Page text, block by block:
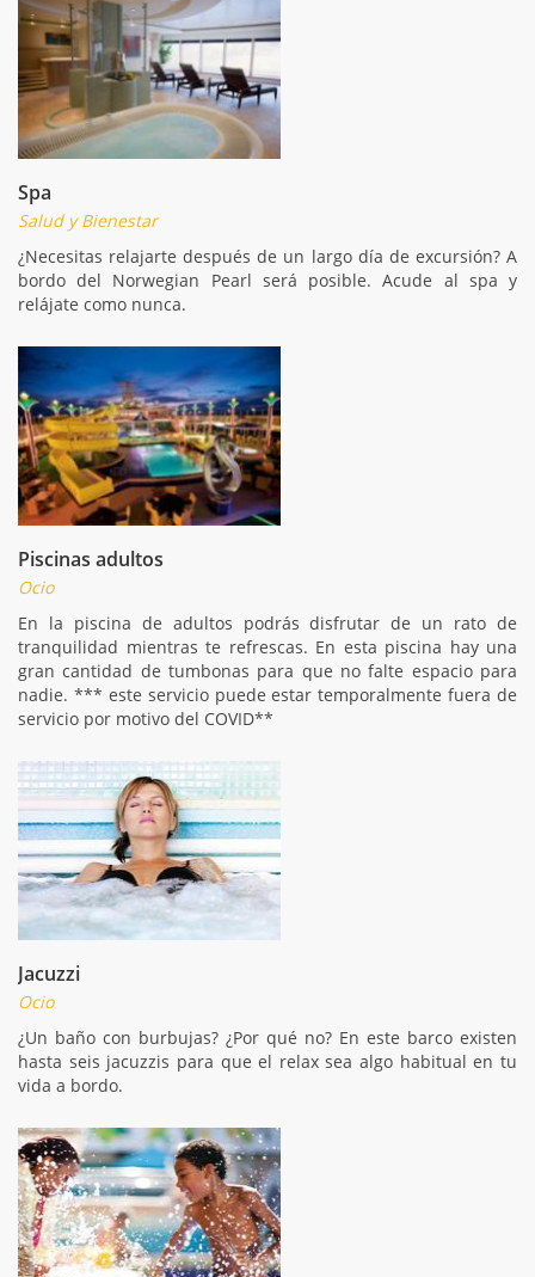
Spa
Salud y Bienestar
¿Necesitas relajarte después de un largo día de excursión? A
bordo del Norwegian Pearl será posible. Acude al spa y
relájate como nunca.
Piscinas adultos
Ocio
En la piscina de adultos podrás disfrutar de un rato de
tranquilidad mientras te refrescas. En esta piscina hay una
gran cantidad de tumbonas para que no falte espacio para
nadie. *** este servicio puede estar temporalmente fuera de
servicio por motivo del COVID**
Jacuzzi
Ocio
¿Un baño con burbujas? ¿Por qué no? En este barco existen
hasta seis jacuzzis para que el relax sea algo habitual en tu
vida a bordo.